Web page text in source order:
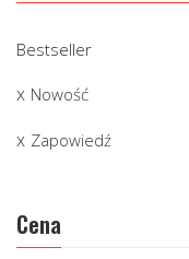
Bestseller
Nowość
Zapowiedź
Cena